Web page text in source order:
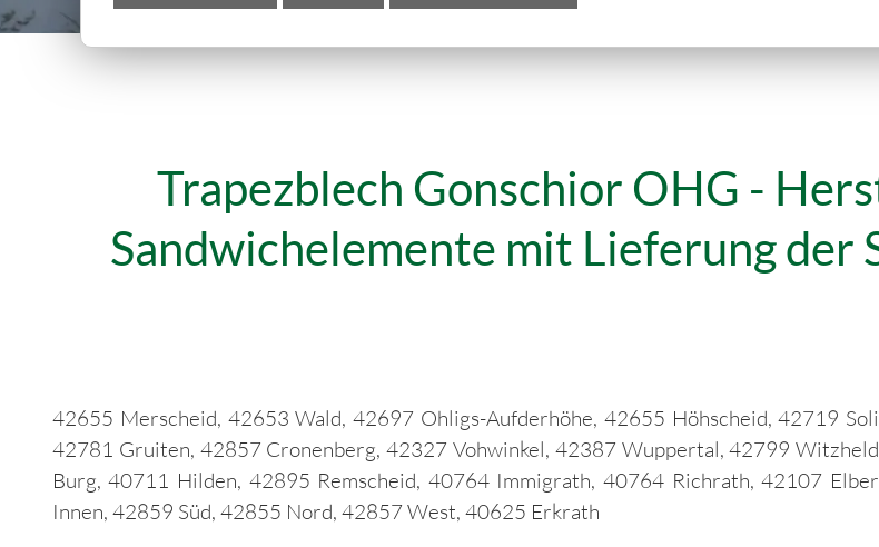
Trapezblech Gonschior OHG -
Sandwichelemente mit Lieferung der
42655 Merscheid, 42653 Wald, 42697 Ohligs-Aufderhöhe, 42655 Höhscheid, 42719
42781 Gruiten, 42857 Cronenberg, 42327 Vohwinkel, 42387 Wuppertal, 42799
Burg, 40711 Hilden, 42895 Remscheid, 40764 Immigrath, 40764 Richrath, 42107
Innen, 42859 Süd, 42855 Nord, 42857 West, 40625 Erkrath